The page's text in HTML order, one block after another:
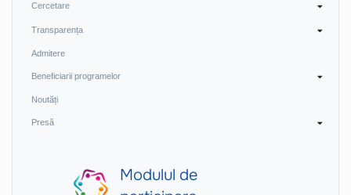
Cercetare
Transparența
Admitere
Beneficiarii programelor
Noutăți
Presă